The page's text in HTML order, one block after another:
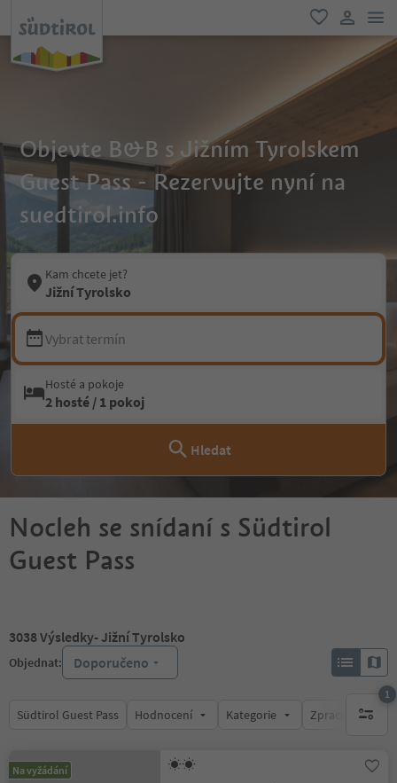
oblíbené
Objevte B&B s Jižním Tyrolskem
Guest Pass - Rezervujte nyní na
suedtirol.info
Kam chcete jet?
Jižní Tyrolsko
Vybrat termín
Hosté a pokoje
2 hosté / 1 pokoj
Hledat
Nocleh se snídaní s Südtirol
Guest Pass
3038Výsledky- Jižní Tyrolsko
Objednat: Doporučeno
Südtirol Guest Pass Hodnocení Kategorie Zpracovává
1
1
Na vyžádání